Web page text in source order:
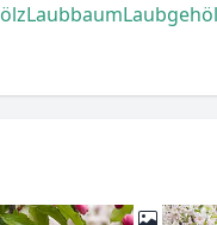
Laubbaum